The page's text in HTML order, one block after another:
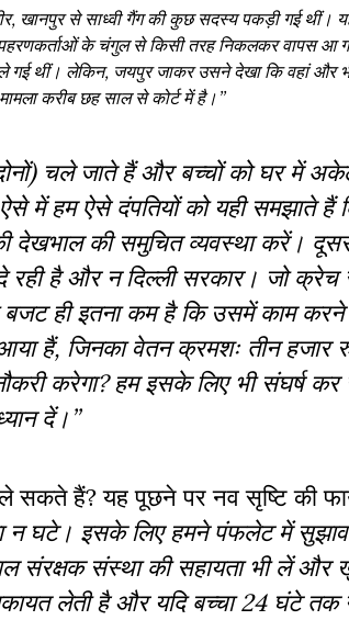
खानपुर से साध्वी गैंग की कुछ सदस्य पकड़ी गई थीं।
के चंगुल से किसी तरह निकलकर वापस आ
गई थीं। लेकिन, जयपुर जाकर उसने देखा कि वहां और
करीब छह साल से कोर्ट में है।’’
चले जाते हैं और बच्चों को घर में
में हम ऐसे दंपतियों को यही समझाते हैं
की समुचित व्यवस्था करें।
है और न दिल्ली सरकार। जो क्रेच
बजट ही इतना कम है कि उसमें काम करने
हैं, जिनका वेतन क्रमशः तीन
करेगा? हम इसके लिए भी संघर्ष कर
दें।’’
सकते हैं? यह पूछने पर नव सृष्टि की
न घटे। इसके लिए हमने पंफलेट में
संरक्षक संस्था की सहायता भी लें और
लेती है और यदि बच्चा 24 घंटे तक